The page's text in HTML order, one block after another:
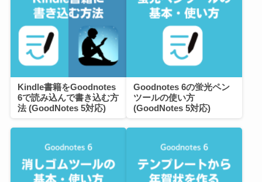
Kindle書籍をGoodnotes
6で読み込んで書き込む方
法 (GoodNotes 5対応)
Goodnotes 6の蛍光ペン
ツールの使い方
(GoodNotes 5対応)